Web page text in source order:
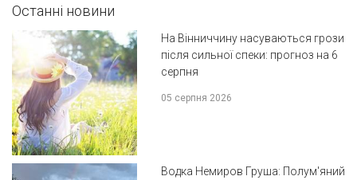
Останні новини
На Вінниччину насуваються грози
після сильної спеки: прогноз на 6
серпня
05 серпня 2026
Водка Немиров Груша: Полум'яний